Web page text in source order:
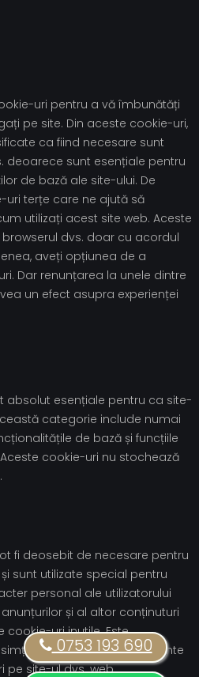
0753 193 690
uri pentru a vă îmbunătăți
pe site. Din aceste cookie-uri,
ca fiind necesare sunt
deoarece sunt esențiale pentru
de bază ale site-ului. De
terțe care ne ajută să
utilizați acest site web. Aceste
dvs. doar cu acordul
aveți opțiunea de a
Dar renunțarea la unele dintre
un efect asupra experienței
absolut esențiale pentru ca site-
categorie include numai
de bază și funcțiile
cookie-uri nu stochează
fi deosebit de necesare pentru
sunt utilizate special pentru
personal ale utilizatorului
și al altor conținuturi
uri inutile. Este
utilizatorului înainte
pe site-ul dvs. web.